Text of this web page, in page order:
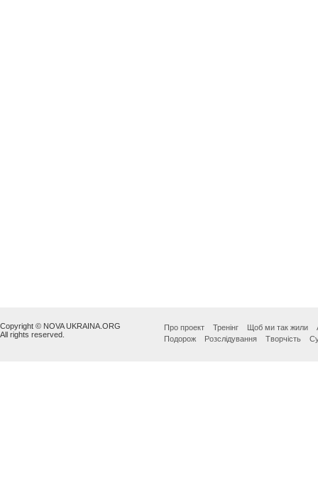
Copyright © NOVA UKRAINA.ORG
All rights reserved.
Про проект Тренінг Щоб ми так жили
Подорож
Розслідування Творчість